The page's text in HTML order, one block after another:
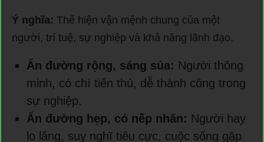
Ý nghĩa: Thể hiện vận mệnh chung của một
người, trí tuệ, sự nghiệp và khả năng lãnh đạo.
Ấn đường rộng, sáng sủa: Người thông
minh, có chí tiến thủ, dễ thành công trong
sự nghiệp.
Ấn đường hẹp, có nếp nhăn: Người hay
lo lắng, suy nghĩ tiêu cực, cuộc sống gặp